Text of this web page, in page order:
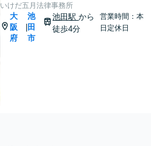
いけだ五月法律事務所
大
阪
府
池
田
市
池田駅から
徒歩4分
営業時間：本
日定休日